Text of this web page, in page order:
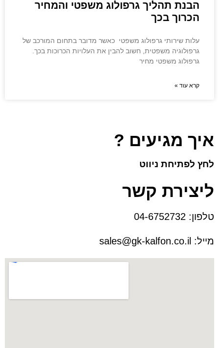
הבנת תהליך גרפולוג משפטי והמחיר
הכרוך בכך
עלות שירותי גרפולוג משפטי כאשר מדובר בתחום המורכב של
גרפולוגיה משפטית, חשוב להבין את העלויות הכרוכות בכך.
גרפולוג משפטי מחיר
קרא עוד »
איך מגיעים ?
לחץ לפתיחת ניווט
ליצירת קשר
טלפון:
מייל: sales@gk-kalfon.co.il